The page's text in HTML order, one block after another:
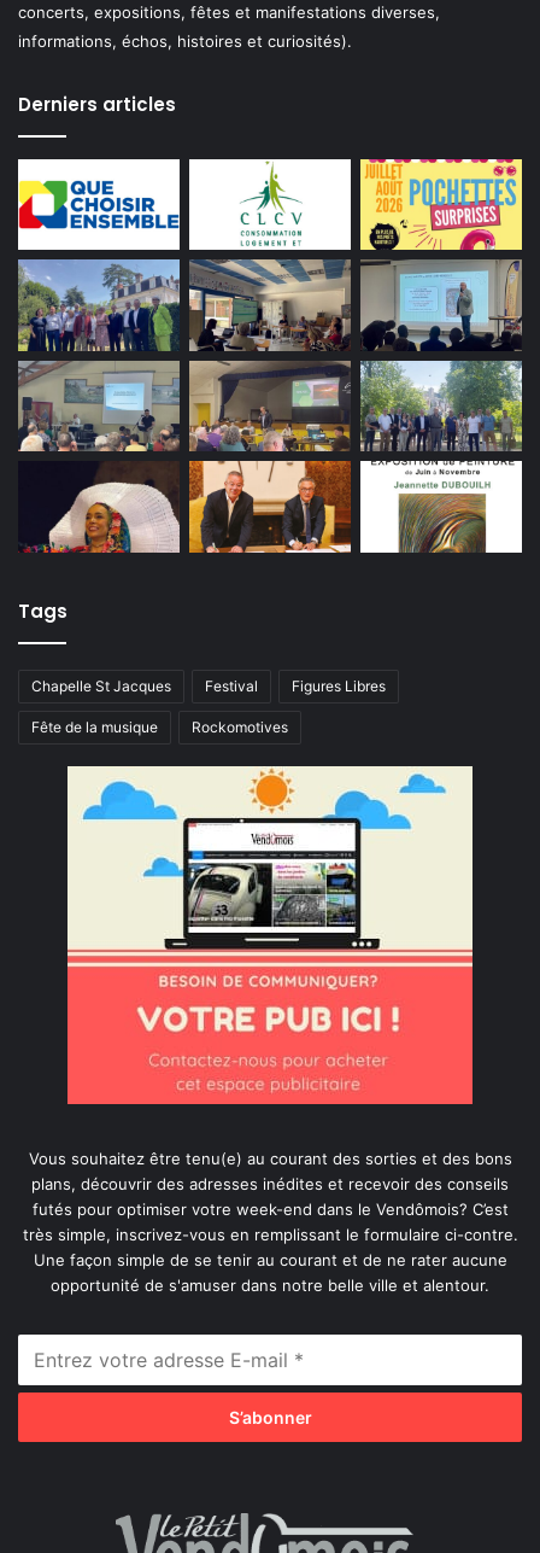
concerts, expositions, fêtes et manifestations diverses,
informations, échos, histoires et curiosités).
Derniers articles
Tags
Chapelle St Jacques Festival Figures Libres
Fête de la musique Rockomotives
Vous souhaitez être tenu(e) au courant des sorties et des bons
plans, découvrir des adresses inédites et recevoir des conseils
futés pour optimiser votre week-end dans le Vendômois? C’est
très simple, inscrivez-vous en remplissant le formulaire ci-contre.
Une façon simple de se tenir au courant et de ne rater aucune
opportunité de s'amuser dans notre belle ville et alentour.